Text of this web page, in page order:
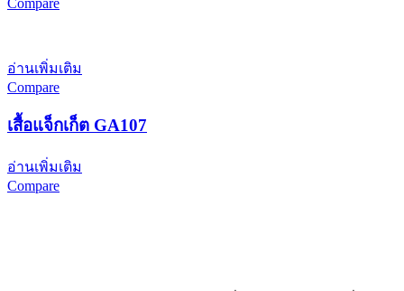
อ่านเพิ่มเติม
Compare
เสื้อแจ็กเก็ต GA107
อ่านเพิ่มเติม
Compare